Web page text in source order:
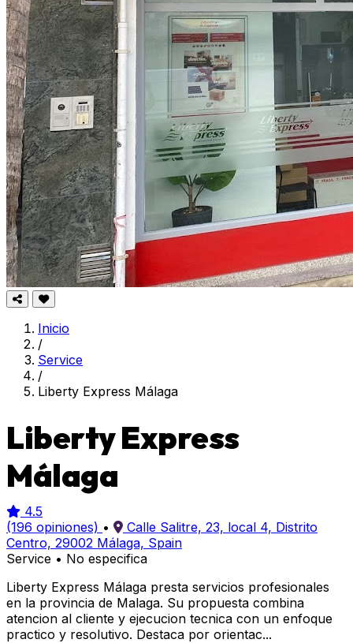
Inicio
/
Service
/
Liberty Express Málaga
Liberty Express
Málaga
4.5
(196 opiniones) •
Calle Salitre, 23, local 4, Distrito
Centro, 29002 Málaga, Spain
Service • No especifica
Liberty Express Málaga presta servicios profesionales
en la provincia de Malaga. Su propuesta combina
atencion al cliente y ejecucion tecnica con un enfoque
practico y resolutivo. Destaca por orientac...